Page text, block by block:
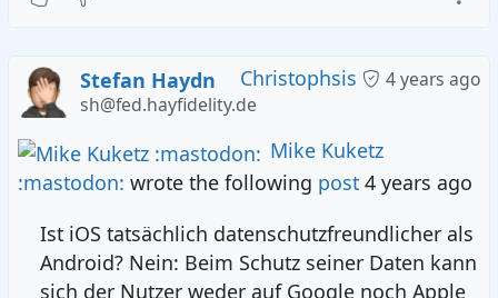
Kanten des freizustellenden Motivs mögli...
Christophsis 4 years ago
Stefan Haydn
sh@fed.hayfidelity.de
Mike Kuketz
:mastodon: wrote the following post4 years ago
Ist iOS tatsächlich datenschutzfreundlicher als
Android? Nein: Beim Schutz seiner Daten kann
sich der Nutzer weder auf Google noch Apple